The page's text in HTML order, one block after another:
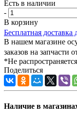
Есть в наличии
-
В корзину
Бесплатная доставка
В нашем магазине
заказов на запчасти
*Не
Поделиться
Наличие в